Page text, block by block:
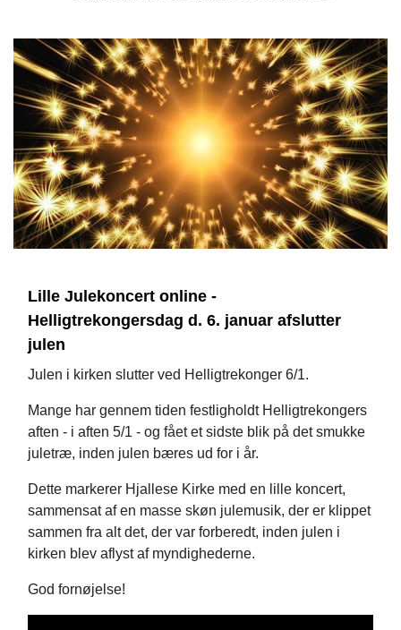
Lille Julekoncert online -
Helligtrekongersdag d. 6. januar afslutter
julen
Julen i kirken slutter ved Helligtrekonger 6/1.
Mange har gennem tiden festligholdt Helligtrekongers
aften - i aften 5/1 - og fået et sidste blik på det smukke
juletræ, inden julen bæres ud for i år.
Dette markerer Hjallese Kirke med en lille koncert,
sammensat af en masse skøn julemusik, der er klippet
sammen fra alt det, der var forberedt, inden julen i
kirken blev aflyst af myndighederne.
God fornøjelse!